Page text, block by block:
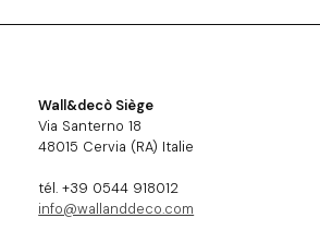
Wall&decò Siège
Via Santerno 18
48015 Cervia (RA) Italie
tél. +39 0544 918012
info@wallanddeco.com